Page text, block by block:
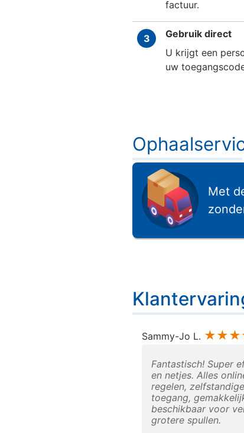
factuur.
3
Gebruik direct
U krijgt een
uw
Ophaalservice
Met
Klantervaringen
Sammy-Jo L.
Fantastisch! Super
en netjes. Alles
regelen, zelfstandige
toegang,
beschikbaar voor
grotere spullen.